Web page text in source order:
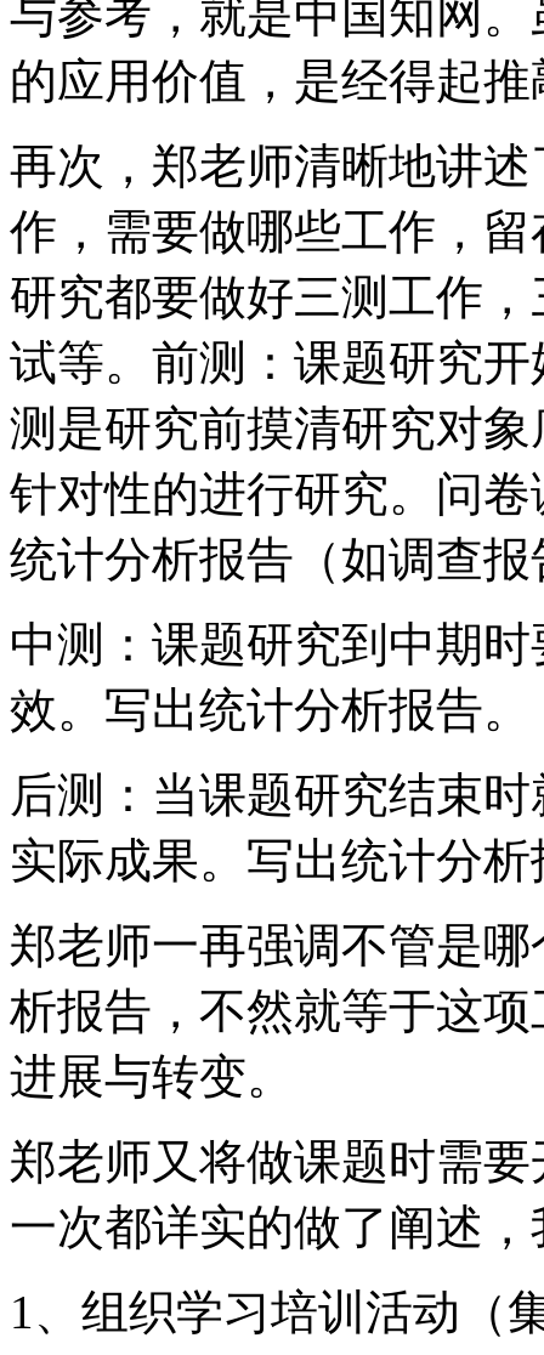
与参考，就是中国知网
的应用价值，是经得起
再次，郑老师清晰地讲
作，需要做哪些工作，
研究都要做好三测工作
试等。前测：课题研究
测是研究前摸清研究对
针对性的进行研究。问
统计分析报告（如调查报
中测：课题研究到中期
效。写出统计分析报告。
后测：当课题研究结束
实际成果。写出统计分析
郑老师一再强调不管是
析报告，不然就等于这
进展与转变。
郑老师又将做课题时需
一次都详实的做了阐述
1、组织学习培训活动（